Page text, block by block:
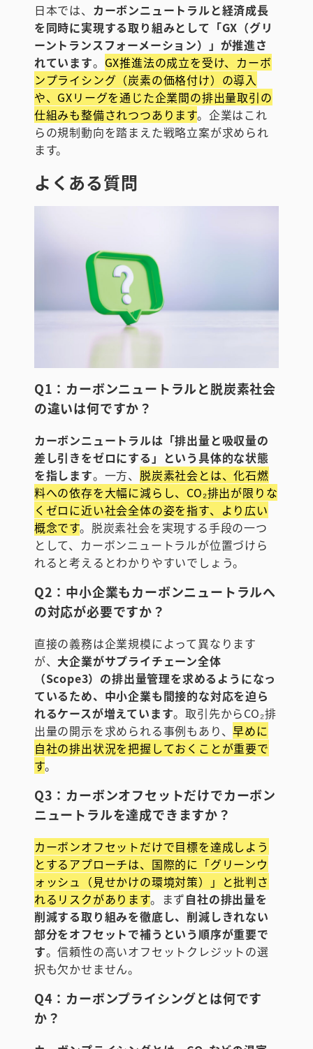
日本では、 カーボンニュートラルと経済成長
を同時に実現する取り組みとして「GX（グリ
ーントランスフォーメーション）」が推進さ
れています。 GX推進法の成立を受け、カーボ
ンプライシング（炭素の価格付け）の導入
や、GXリーグを通じた企業間の排出量取引の
仕組みも整備されつつあります。企業はこれ
らの規制動向を踏まえた戦略立案が求められ
ます。
よくある質問
Q1：カーボンニュートラルと脱炭素社会
の違いは何ですか？
カーボンニュートラルは「排出量と吸収量の
差し引きをゼロにする」という具体的な状態
を指します。一方、 脱炭素社会とは、化石燃
料への依存を大幅に減らし、CO₂排出が限りな
くゼロに近い社会全体の姿を指す、より広い
概念です。脱炭素社会を実現する手段の一つ
として、カーボンニュートラルが位置づけら
れると考えるとわかりやすいでしょう。
Q2：中小企業もカーボンニュートラルへ
の対応が必要ですか？
直接の義務は企業規模によって異なります
が、 大企業がサプライチェーン全体
（Scope3）の排出量管理を求めるようになっ
ているため、中小企業も間接的な対応を迫ら
れるケースが増えています。取引先からCO₂排
出量の開示を求められる事例もあり、早めに
自社の排出状況を把握しておくことが重要で
す。
Q3：カーボンオフセットだけでカーボン
ニュートラルを達成できますか？
カーボンオフセットだけで目標を達成しよう
とするアプローチは、国際的に「グリーンウ
ォッシュ（見せかけの環境対策）」と批判さ
れるリスクがあります。まず自社の排出量を
削減する取り組みを徹底し、削減しきれない
部分をオフセットで補うという順序が重要で
す。信頼性の高いオフセットクレジットの選
択も欠かせません。
Q4：カーボンプライシングとは何です
か？